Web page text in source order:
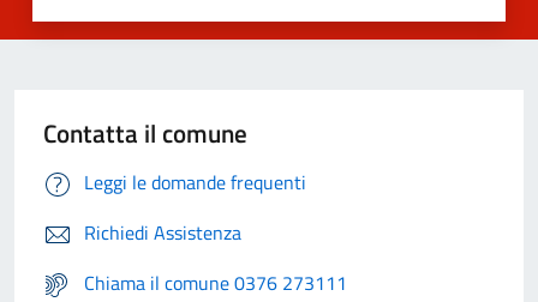
Contatta il comune
Leggi le domande frequenti
Richiedi Assistenza
Chiama il comune 0376 273111